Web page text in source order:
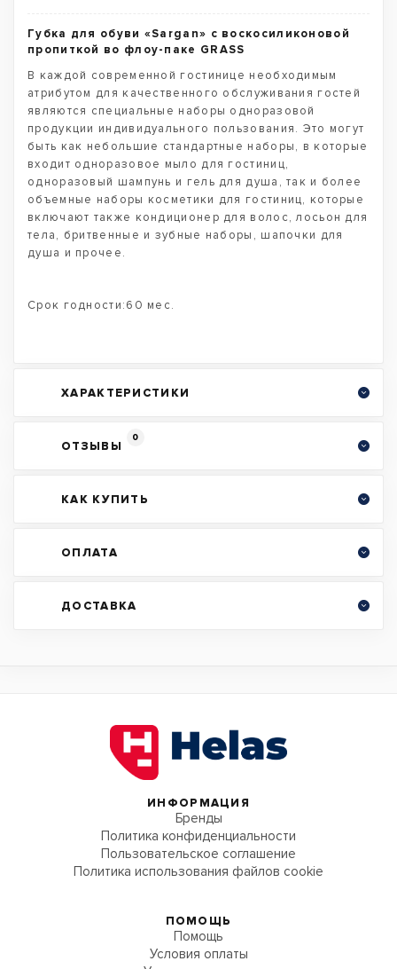
Губка для обуви «Sargan» с воскосиликоновой
пропиткой во флоу-паке GRASS
В каждой современной гостинице необходимым
атрибутом для качественного обслуживания гостей
являются специальные наборы одноразовой
продукции индивидуального пользования. Это могут
быть как небольшие стандартные наборы, в которые
входит одноразовое мыло для гостиниц,
одноразовый шампунь и гель для душа, так и более
объемные наборы косметики для гостиниц, которые
включают также кондиционер для волос, лосьон для
тела, бритвенные и зубные наборы, шапочки для
душа и прочее.
Срок годности:60 мес.
ХАРАКТЕРИСТИКИ
ОТЗЫВЫ
0
КАК КУПИТЬ
ОПЛАТА
ДОСТАВКА
ИНФОРМАЦИЯ
Бренды
Политика конфиденциальности
Пользовательское соглашение
Политика использования файлов cookie
ПОМОЩЬ
Помощь
Условия оплаты